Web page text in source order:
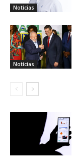
Notícias
Notícias